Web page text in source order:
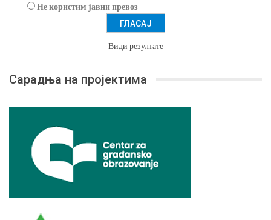
Не користим јавни превоз
Види резултате
Сарадња на пројектима